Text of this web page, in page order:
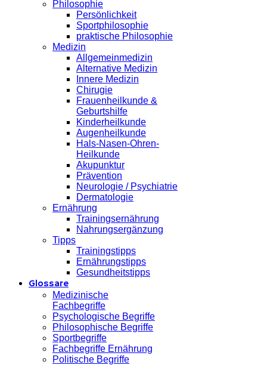
Philosophie
Persönlichkeit
Sportphilosophie
praktische Philosophie
Medizin
Allgemeinmedizin
Alternative Medizin
Innere Medizin
Chirugie
Frauenheilkunde &
Geburtshilfe
Kinderheilkunde
Augenheilkunde
Hals-Nasen-Ohren-
Heilkunde
Akupunktur
Prävention
Neurologie / Psychiatrie
Dermatologie
Ernährung
Trainingsernährung
Nahrungsergänzung
Tipps
Trainingstipps
Ernährungstipps
Gesundheitstipps
Glossare
Medizinische
Fachbegriffe
Psychologische Begriffe
Philosophische Begriffe
Sportbegriffe
Fachbegriffe Ernährung
Politische Begriffe